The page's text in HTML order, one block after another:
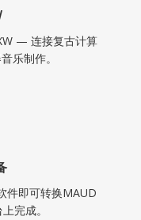
— 连接复古计算
乐制作。
件即可转换MAUD
完成。